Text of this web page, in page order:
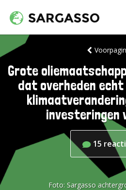
Grote
dat overheden
investeringen
15
Foto: Sargasso